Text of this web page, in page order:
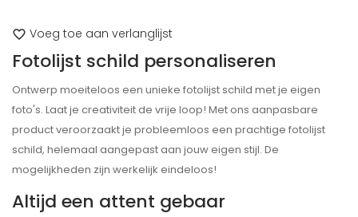
favorite_border Voeg toe aan verlanglijst
Fotolijst schild personaliseren
Ontwerp moeiteloos een unieke fotolijst schild met je eigen
foto's. Laat je creativiteit de vrije loop! Met ons aanpasbare
product veroorzaakt je probleemloos een prachtige fotolijst
schild, helemaal aangepast aan jouw eigen stijl. De
mogelijkheden zijn werkelijk eindeloos!
Altijd een attent gebaar